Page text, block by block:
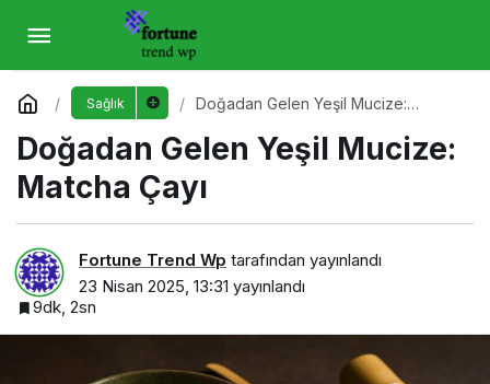
Sağlık
Doğadan Gelen Yeşil Mucize:
Doğadan Gelen Yeşil Mucize:
Matcha Çayı
Fortune Trend Wp tarafından yayınlandı
23 Nisan 2025, 13:31 yayınlandı
9dk, 2sn
Doğadan Gelen Yeşil Mucize: Matcha Çayı
Yorum Yap